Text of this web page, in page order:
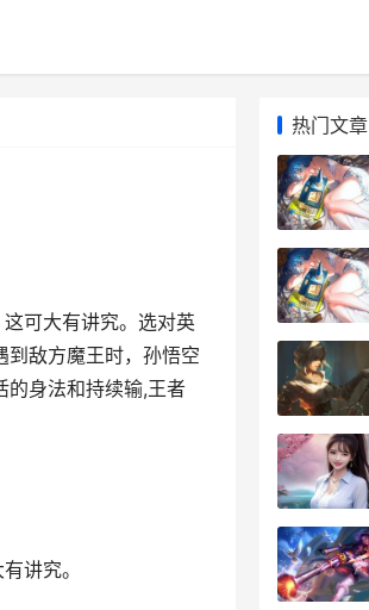
可大有讲究。选对英
到敌方魔王时，孙悟空
的身法和持续输,王者
讲究。
热门文章